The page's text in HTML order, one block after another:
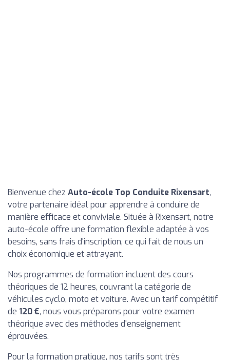
Bienvenue chez Auto-école Top Conduite Rixensart,
votre partenaire idéal pour apprendre à conduire de
manière efficace et conviviale. Située à Rixensart, notre
auto-école offre une formation flexible adaptée à vos
besoins, sans frais d'inscription, ce qui fait de nous un
choix économique et attrayant.
Nos programmes de formation incluent des cours
théoriques de 12 heures, couvrant la catégorie de
véhicules cyclo, moto et voiture. Avec un tarif compétitif
de 120 €, nous vous préparons pour votre examen
théorique avec des méthodes d'enseignement
éprouvées.
Pour la formation pratique, nos tarifs sont très